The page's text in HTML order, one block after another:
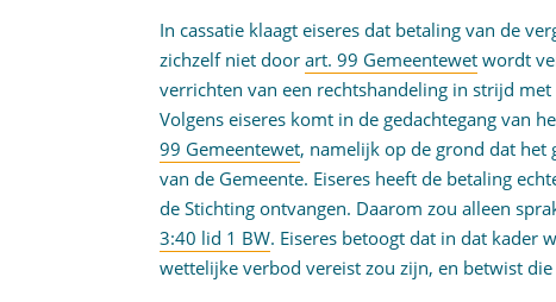
In cassatie klaagt eiseres dat betaling van de
zichzelf niet doorart. 99 Gemeentewet wordt
verrichten van een rechtshandeling in strijd
Volgens eiseres komt in de gedachtegang van
99 Gemeentewet, namelijk op de grond dat
van de Gemeente. Eiseres heeft de betaling
de Stichting ontvangen. Daarom zou alleen
3:40 lid 1 BW. Eiseres betoogt dat in dat kader
wettelijke verbod vereist zou zijn, en betwist